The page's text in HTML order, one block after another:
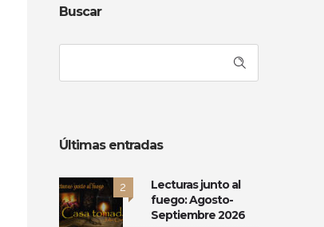
Buscar
Últimas entradas
2
Lecturas junto al
fuego: Agosto-
Septiembre 2026